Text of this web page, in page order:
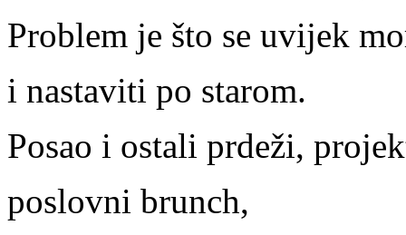
Problem je što se uvijek
i nastaviti po starom.
Posao i ostali prdeži,
poslovni brunch,